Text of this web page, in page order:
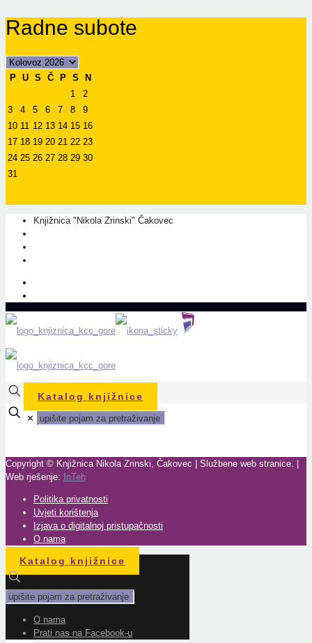
Radne subote
P U S Č P S
N
1
2
3
4 5 6 7 8
9
10 11 12 13 14 15 16
17 18 19 20 21 22 23
24 25 26 27 28 29 30
31
Knjižnica "Nikola Zrinski" Čakovec
Katalog knjižnice
✕
Copyright © Knjižnica Nikola Zrinski, Čakovec | Službene web stranice. |
Web rješenje:
InTeh
Politika privatnosti
Uvjeti korištenja
Izjava o digitalnoj pristupačnosti
O nama
Katalog knjižnice
O nama
Prati nas na Facebook-u